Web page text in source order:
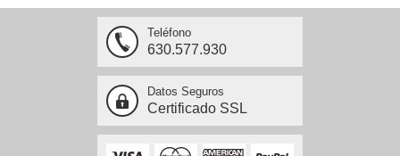
Teléfono
630.577.930
Datos Seguros
Certificado SSL